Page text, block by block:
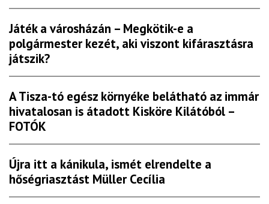
Játék a városházán – Megkötik-e a
polgármester kezét, aki viszont kifárasztásra
játszik?
A Tisza-tó egész környéke belátható az immár
hivatalosan is átadott Kisköre Kilátóból –
FOTÓK
Újra itt a kánikula, ismét elrendelte a
hőségriasztást Müller Cecília